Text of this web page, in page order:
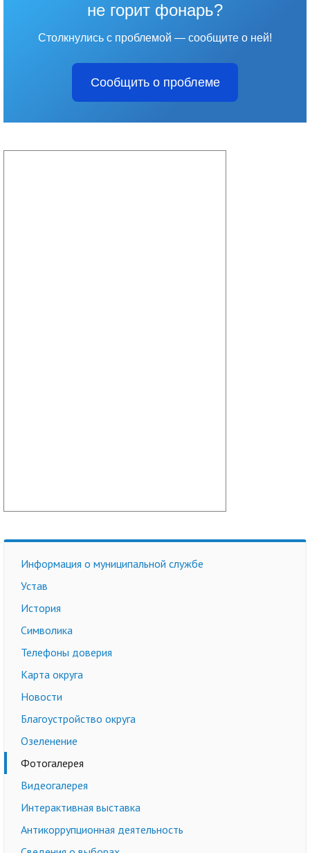
не горит фонарь?
Столкнулись с проблемой — сообщите о ней!
Сообщить о проблеме
Информация о муниципальной службе
Устав
История
Символика
Телефоны доверия
Карта округа
Новости
Благоустройство округа
Озеленение
Фотогалерея
Видеогалерея
Интерактивная выставка
Антикоррупционная деятельность